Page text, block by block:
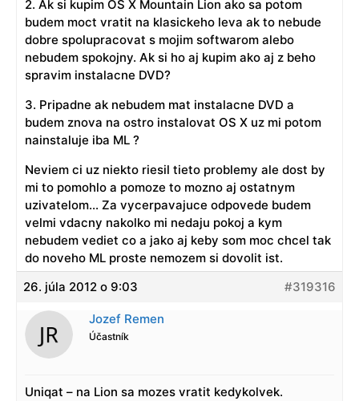
2. Ak si kupim OS X Mountain Lion ako sa potom
budem moct vratit na klasickeho leva ak to nebude
dobre spolupracovat s mojim softwarom alebo
nebudem spokojny. Ak si ho aj kupim ako aj z beho
spravim instalacne DVD?
3. Pripadne ak nebudem mat instalacne DVD a
budem znova na ostro instalovat OS X uz mi potom
nainstaluje iba ML ?
Neviem ci uz niekto riesil tieto problemy ale dost by
mi to pomohlo a pomoze to mozno aj ostatnym
uzivatelom… Za vycerpavajuce odpovede budem
velmi vdacny nakolko mi nedaju pokoj a kym
nebudem vediet co a jako aj keby som moc chcel tak
do noveho ML proste nemozem si dovolit ist.
26. júla 2012 o 9:03
#319316
Jozef Remen
Účastník
Uniqat – na Lion sa mozes vratit kedykolvek.